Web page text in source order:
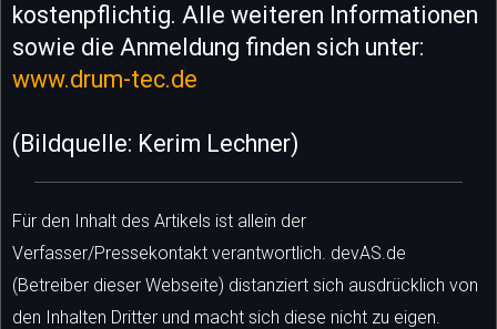
kostenpflichtig. Alle weiteren Informationen
sowie die Anmeldung finden sich unter:
www.drum-tec.de
(Bildquelle: Kerim Lechner)
Für den Inhalt des Artikels ist allein der
Verfasser/Pressekontakt verantwortlich. devAS.de
(Betreiber dieser Webseite) distanziert sich ausdrücklich von
den Inhalten Dritter und macht sich diese nicht zu eigen.